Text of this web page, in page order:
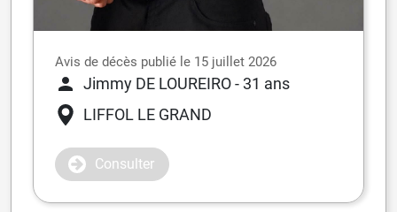
Avis de décès publié le 15 juillet 2026
Jimmy DE LOUREIRO- 31 ans
LIFFOL LE GRAND
Consulter